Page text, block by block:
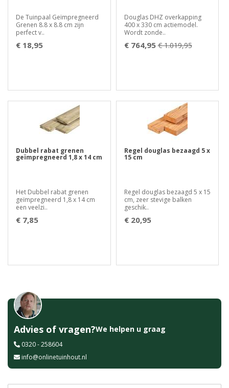
De Tuinpaal Geïmpregneerd
Grenen 8.8 x 8.8 cm zijn
perfect v..
€ 18,95
Douglas DHZ overkapping
400 x 330 cm actiemodel.
Wordt zonde..
€ 764,95 € 1.019,95
Dubbel rabat grenen
geïmpregneerd 1,8 x 14 cm
Het Dubbel rabat grenen
geïmpregneerd 1,8 x 14 cm
een veelzi..
€ 7,85
Regel douglas bezaagd 5 x
15 cm
Regel douglas bezaagd 5 x 15
cm, zeer stevige balken
geschik..
€ 20,95
Advies of vragen?We helpen u graag
0320 - 258604
info@onlinetuinhout.nl